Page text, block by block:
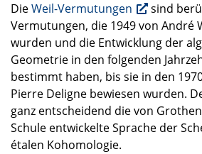
DieWeil-Vermutungen
sind
Vermutungen, die 1949 von André
wurden und die Entwicklung der
Geometrie in den folgenden
bestimmt haben, bis sie in den
Pierre Deligne bewiesen wurden.
ganz entscheidend die von
Schule entwickelte Sprache der
étalen Kohomologie.